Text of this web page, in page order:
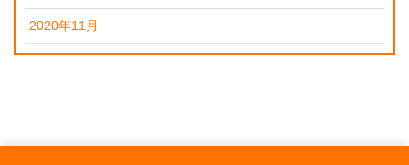
2020年11月